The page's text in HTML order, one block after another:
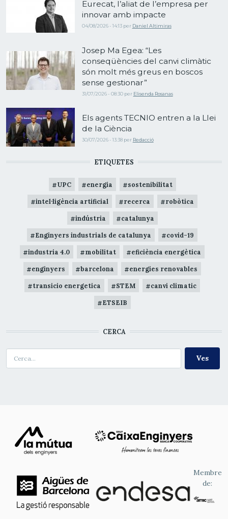
Eurecat, l’aliat de l’empresa per
innovar amb impacte
04/08/2026 - 14:13 per Daniel Altimiras
Josep Ma Egea: “Les
conseqüències del canvi climàtic
són molt més greus en boscos
sense gestionar”
31/07/2026 - 08:30 per Elisenda Rosanas
Els agents TECNIO entren a la Llei
de la Ciència
30/07/2026 - 13:38 per Redacció
ETIQUETES
UPC energia sostenibilitat
intel·ligència artificial recerca robòtica
indústria catalunya
Enginyers industrials de catalunya covid-19
industria 4.0 mobilitat eficiència energètica
enginyers barcelona energies renovables
transicio energetica STEM canvi climatic
ETSEIB
CERCA
Membre
de: